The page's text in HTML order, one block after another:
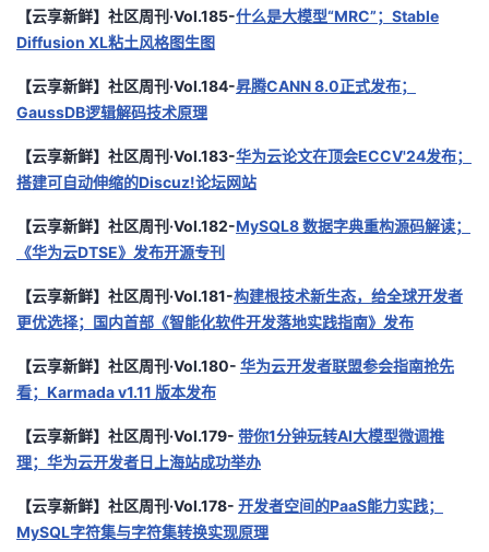
【云享新鲜】社区周刊·Vol.185-什么是大模型“MRC”；Stable
Diffusion XL粘土风格图生图
【云享新鲜】社区周刊·Vol.184-昇腾CANN 8.0正式发布；
GaussDB逻辑解码技术原理
【云享新鲜】社区周刊·Vol.183-华为云论文在顶会ECCV'24发布；
搭建可自动伸缩的Discuz!论坛网站
【云享新鲜】社区周刊·Vol.182-MySQL8 数据字典重构源码解读；
《华为云DTSE》发布开源专刊
【云享新鲜】社区周刊·Vol.181-构建根技术新生态，给全球开发者
更优选择；国内首部《智能化软件开发落地实践指南》发布
【云享新鲜】社区周刊·Vol.180- 华为云开发者联盟参会指南抢先
看；Karmada v1.11 版本发布
【云享新鲜】社区周刊·Vol.179- 带你1分钟玩转AI大模型微调推
理；华为云开发者日上海站成功举办
【云享新鲜】社区周刊·Vol.178- 开发者空间的PaaS能力实践；
MySQL字符集与字符集转换实现原理